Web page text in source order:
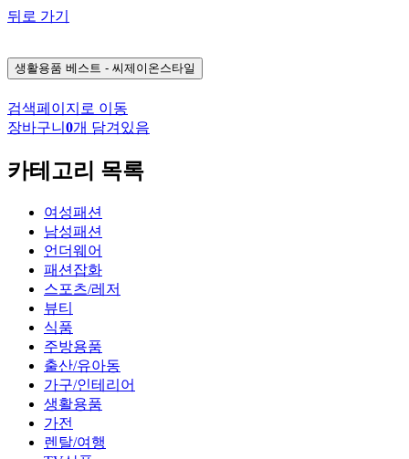
뒤로 가기
생활용품 베스트 - 씨제이온스타일
검색페이지로 이동
장바구니 0개 담겨있음
카테고리 목록
여성패션
남성패션
언더웨어
패션잡화
스포츠/레저
뷰티
식품
주방용품
출산/유아동
가구/인테리어
생활용품
가전
렌탈/여행